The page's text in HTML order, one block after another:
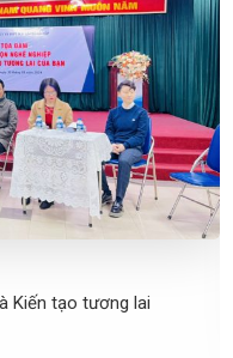
Kiến tạo tương lai